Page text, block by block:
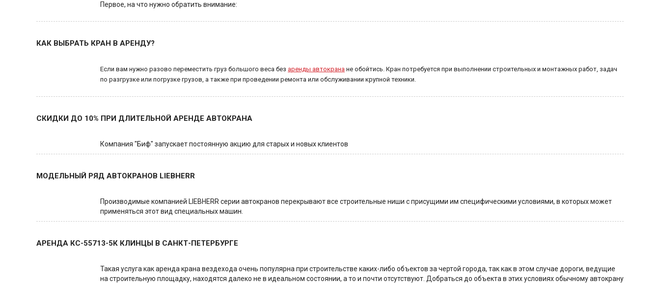
Первое, на что нужно обратить внимание:
КАК ВЫБРАТЬ КРАН В АРЕНДУ?
Если вам нужно разово переместить груз большого веса без аренды автокрана не обойтись. Кран потребуется при выполнении строительных и монтажных работ, задач
по разгрузке или погрузке грузов, а также при проведении ремонта или обслуживании крупной техники.
СКИДКИ ДО 10% ПРИ ДЛИТЕЛЬНОЙ АРЕНДЕ АВТОКРАНА
Компания "Биф" запускает постоянную акцию для старых и новых клиентов
МОДЕЛЬНЫЙ РЯД АВТОКРАНОВ LIEBHERR
Производимые компанией LIEBHERR серии автокранов перекрывают все строительные ниши с присущими им специфическими условиями, в которых может
применяться этот вид специальных машин.
АРЕНДА КС-55713-5К КЛИНЦЫ В САНКТ-ПЕТЕРБУРГЕ
Такая услуга как аренда крана вездехода очень популярна при строительстве каких-либо объектов за чертой города, так как в этом случае дороги, ведущие
на строительную площадку, находятся далеко не в идеальном состоянии, а то и почти отсутствуют. Добраться до объекта в этих условиях обычному автокрану